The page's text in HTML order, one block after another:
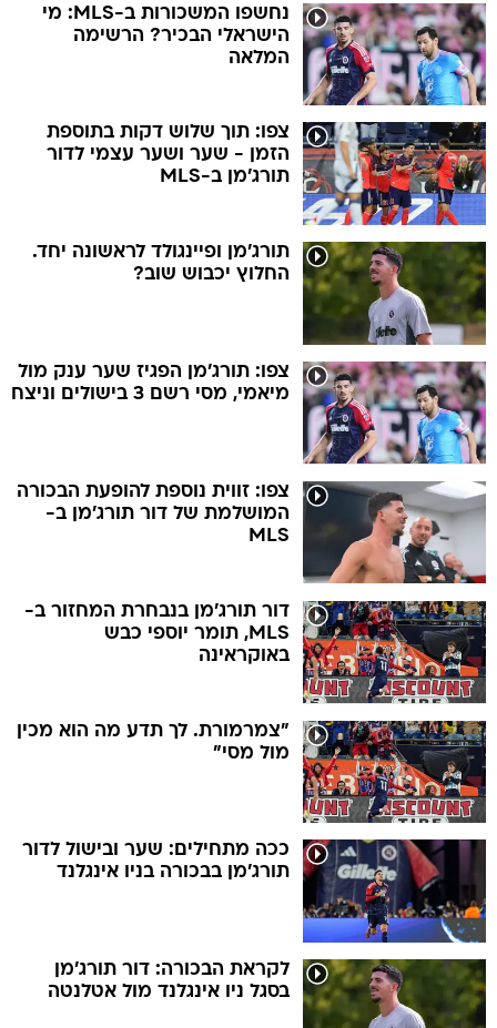
נחשפו המשכורות ב-MLS: מי
הישראלי הבכיר? הרשימה
המלאה
צפו: תוך שלוש דקות בתוספת
הזמן - שער ושער עצמי לדור
תורג'מן ב-MLS
תורג'מן ופיינגולד לראשונה יחד.
החלוץ יכבוש שוב?
צפו: תורג'מן הפגיז שער ענק מול
מיאמי, מסי רשם 3 בישולים וניצח
צפו: זווית נוספת להופעת הבכורה
המושלמת של דור תורג'מן ב-
MLS
דור תורג'מן בנבחרת המחזור ב-
MLS, תומר יוספי כבש
באוקראינה
"צמרמורת. לך תדע מה הוא מכין
מול מסי"
ככה מתחילים: שער ובישול לדור
תורג'מן בבכורה בניו אינגלנד
לקראת הבכורה: דור תורג'מן
בסגל ניו אינגלנד מול אטלנטה